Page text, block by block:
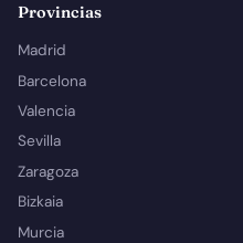
Provincias
Madrid
Barcelona
Valencia
Sevilla
Zaragoza
Bizkaia
Murcia